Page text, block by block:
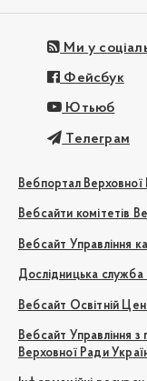
Ми у
Фейсбук
Ютьюб
Телеграм
Вебпортал Верховної
Вебсайти комітетів
Вебсайт Управління
Дослідницька служба
Вебсайт Освітній
Вебсайт Управління
Верховної Ради